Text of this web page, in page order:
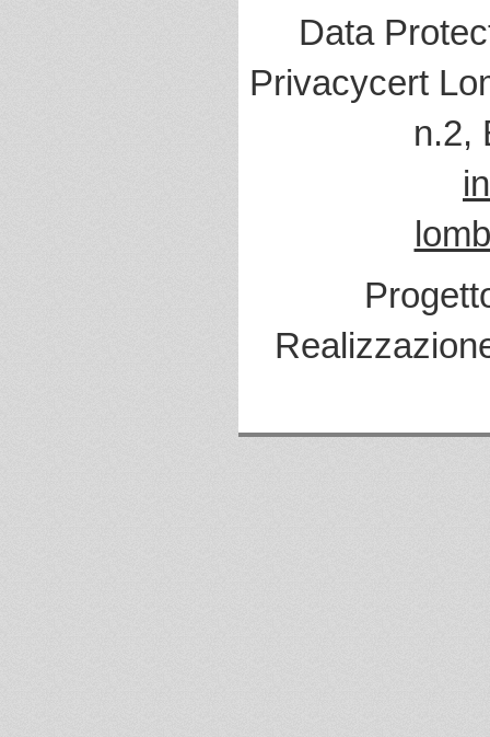
Data
Privacycert
n.2,